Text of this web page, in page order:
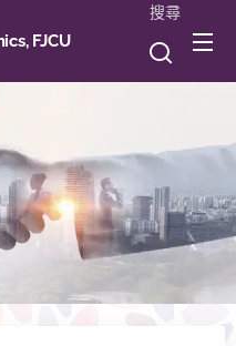
FJCU
搜尋